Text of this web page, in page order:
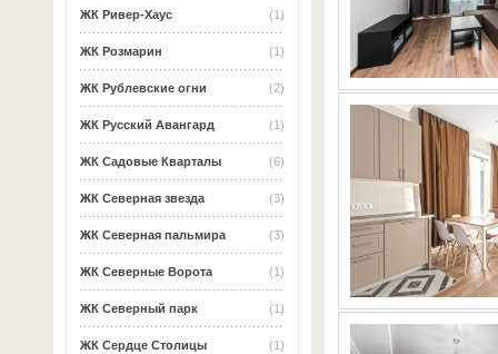
(1)
ЖК Ривер-Хаус
(1)
ЖК Розмарин
(2)
ЖК Рублевские огни
(1)
ЖК Русский Авангард
(6)
ЖК Садовые Кварталы
(3)
ЖК Северная звезда
(3)
ЖК Северная пальмира
(1)
ЖК Северные Ворота
(1)
ЖК Северный парк
(1)
ЖК Сердце Столицы